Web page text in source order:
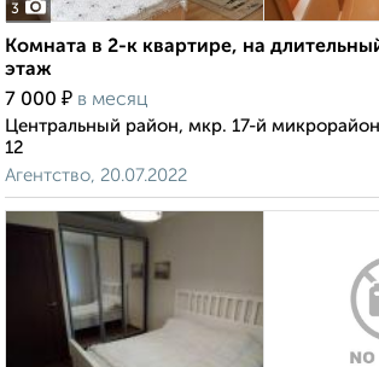
3
Комната в 2-к квартире, на
этаж
7 000 ₽ в месяц
Центральный район, мкр. 17-й
12
Агентство, 20.07.2022